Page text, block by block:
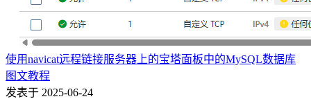
使用navicat远程链接服务器上的宝塔面板中的MySQL数据库
图文教程
发表于 2025-06-24